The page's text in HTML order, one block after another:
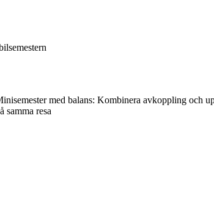
med balans: Kombinera avkoppling och
samma resa